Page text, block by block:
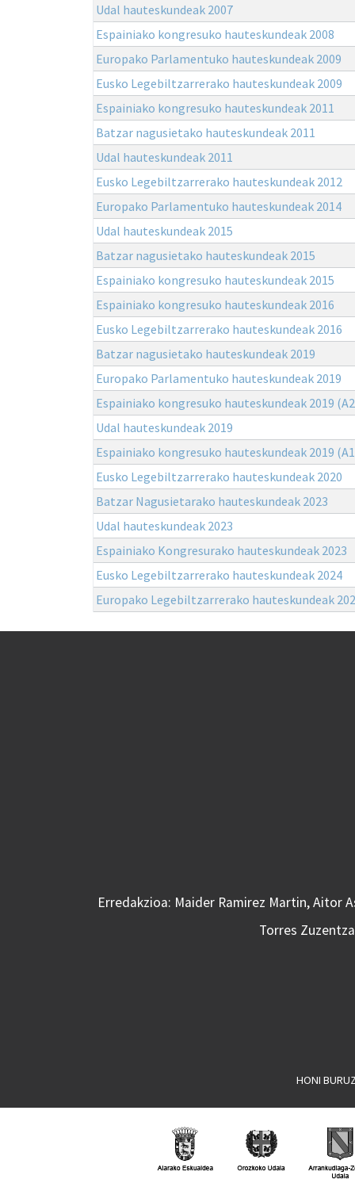
Udal hauteskundeak 2007
Espainiako kongresuko hauteskundeak 2008
Europako Parlamentuko hauteskundeak 2009
Eusko Legebiltzarrerako hauteskundeak 2009
Espainiako kongresuko hauteskundeak 2011
Batzar nagusietako hauteskundeak 2011
Udal hauteskundeak 2011
Eusko Legebiltzarrerako hauteskundeak 2012
Europako Parlamentuko hauteskundeak 2014
Udal hauteskundeak 2015
Batzar nagusietako hauteskundeak 2015
Espainiako kongresuko hauteskundeak 2015
Espainiako kongresuko hauteskundeak 2016
Eusko Legebiltzarrerako hauteskundeak 2016
Batzar nagusietako hauteskundeak 2019
Europako Parlamentuko hauteskundeak 2019
Espainiako kongresuko hauteskundeak 2019
Udal hauteskundeak 2019
Espainiako kongresuko hauteskundeak 2019
Eusko Legebiltzarrerako hauteskundeak 2020
Batzar Nagusietarako hauteskundeak 2023
Udal hauteskundeak 2023
Espainiako Kongresurako hauteskundeak 2023
Eusko Legebiltzarrerako hauteskundeak 2024
Europako Legebiltzarrerako hauteskundeak
Erredakzioa: Maider Ramirez Martin, Aitor
Torres
HONI BURUZ